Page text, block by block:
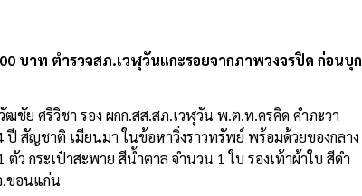
บาท ตำรวจสภ.เวฬุวันแกะรอยจากภาพวงจรปิด ก่อนบุก
ย ศรีวิชา รอง ผกก.สส.สภ.เวฬุวัน พ.ต.ท.ครคิด คำภะวา
ปี สัญชาติ เมียนมา ในข้อหาวิ่งราวทรัพย์ พร้อมด้วยของกลาง
ว กระเป๋าสะพาย สีน้ำตาล จำนวน 1 ใบ รองเท้าผ้าใบ สีดำ
.ขอนแก่น